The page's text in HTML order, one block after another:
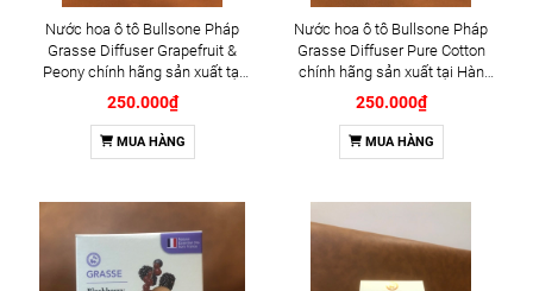
Nước hoa ô tô Bullsone Pháp
Grasse Diffuser Grapefruit &
Peony chính hãng sản xuất tại
Hàn Quốc 100% tinh dầu thiên
nhiên - Mùi Hương Bười và Hoa
mẫu đơn
250.000₫
MUA HÀNG
Nước hoa ô tô Bullsone Pháp
Grasse Diffuser Pure Cotton
chính hãng sản xuất tại Hàn
Quốc 100% tinh dầu thiên nhiên
- Mùi hương Bông vải
250.000₫
MUA HÀNG